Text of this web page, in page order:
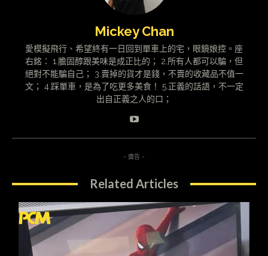
Mickey Chan
愛模擬飛行、希望終有一日回到單車上的宅，眼鏡娘控。座
右銘： 1.膽固醇跟美味是成正比的； 2.所有人都可以騙，但
絕對不能騙自己； 3.賣掉的貨才是錢，不賣的收藏品不值一
文； 4.踩單車，是為了吃更多美食！ 5.正義的話語，不一定
出自正義之人的口；
- 廣告 -
Related Articles